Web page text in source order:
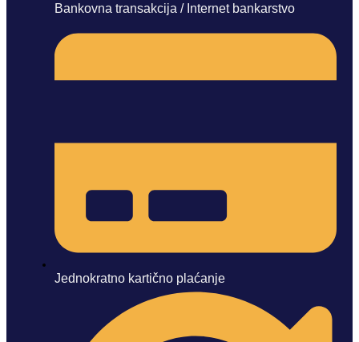
Bankovna transakcija / Internet bankarstvo
Jednokratno kartično plaćanje